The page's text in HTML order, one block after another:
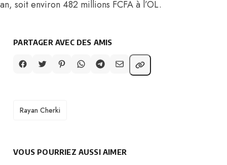
an, soit environ 482 millions FCFA à l’OL.
PARTAGER AVEC DES AMIS
TAGS
Rayan Cherki
VOUS POURRIEZ AUSSI AIMER